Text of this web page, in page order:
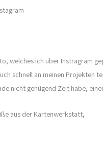
welches ich über Instragram
schnell an meinen Projekten
nicht genügend Zeit habe,
aus der Kartenwerkstatt,